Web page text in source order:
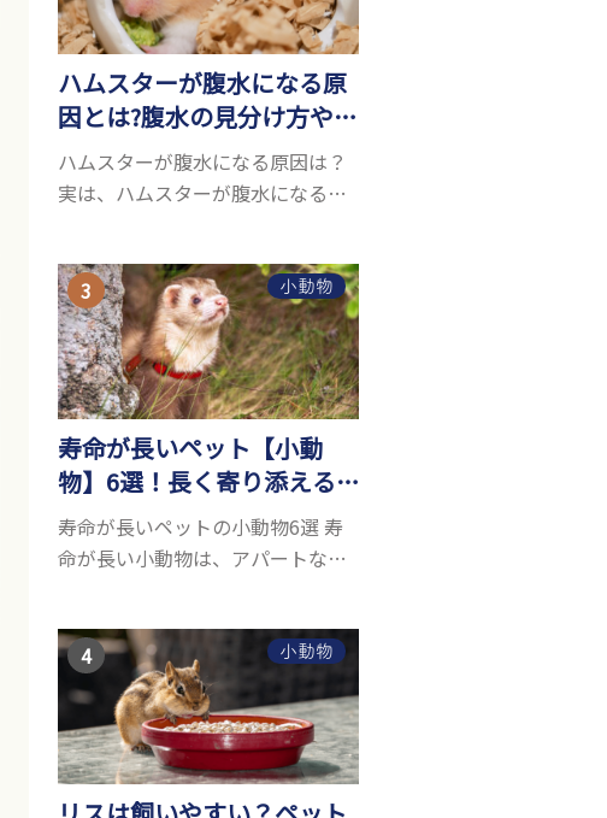
ハムスターが腹水になる原
因とは?腹水の見分け方や対
処方法を解説
ハムスターが腹水になる原因は？
実は、ハムスターが腹水になる原
しいため、難しい検査を気軽にす
ることができないためです。 腹水
になる理由はさま...
小動物
寿命が長いペット【小動
物】6選！長く寄り添える
小動物はいる？
寿命が長いペットの小動物6選 寿
命が長い小動物は、アパートなど
気が高いです。 以下では寿命が長
い小動物6選を紹介！種類ごとに特
徴や飼育のポイ...
小動物